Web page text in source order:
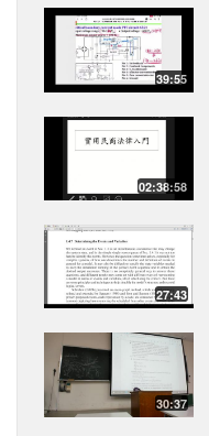
39:55
02:38:58
27:43
30:37